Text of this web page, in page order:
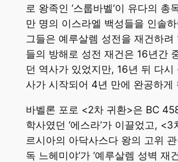
로 왕족인 ‘스룹바벨’이 유다의 총
만 명의 이스라엘 백성들을 인솔
그들은 예루살렘 성전을 재건하려
들의 방해로 성전 재건은 16년간
던 역사가 있었지만, 16년 뒤 다시
사가 시작되어 4년 만에 완공하게
바벨론 포로 <2차 귀환>은 BC
학사였던 ‘에스라’가 이끌었고,
르시아의 아닥사스다 왕의 고위 관
독 느헤미야’가 ‘예루살렘 성벽 재